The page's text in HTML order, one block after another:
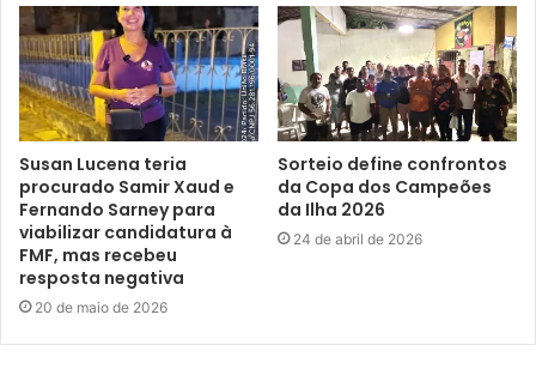
Susan Lucena teria
procurado Samir Xaud e
Fernando Sarney para
viabilizar candidatura à
FMF, mas recebeu
resposta negativa
20 de maio de 2026
Sorteio define confrontos
da Copa dos Campeões
da Ilha 2026
24 de abril de 2026